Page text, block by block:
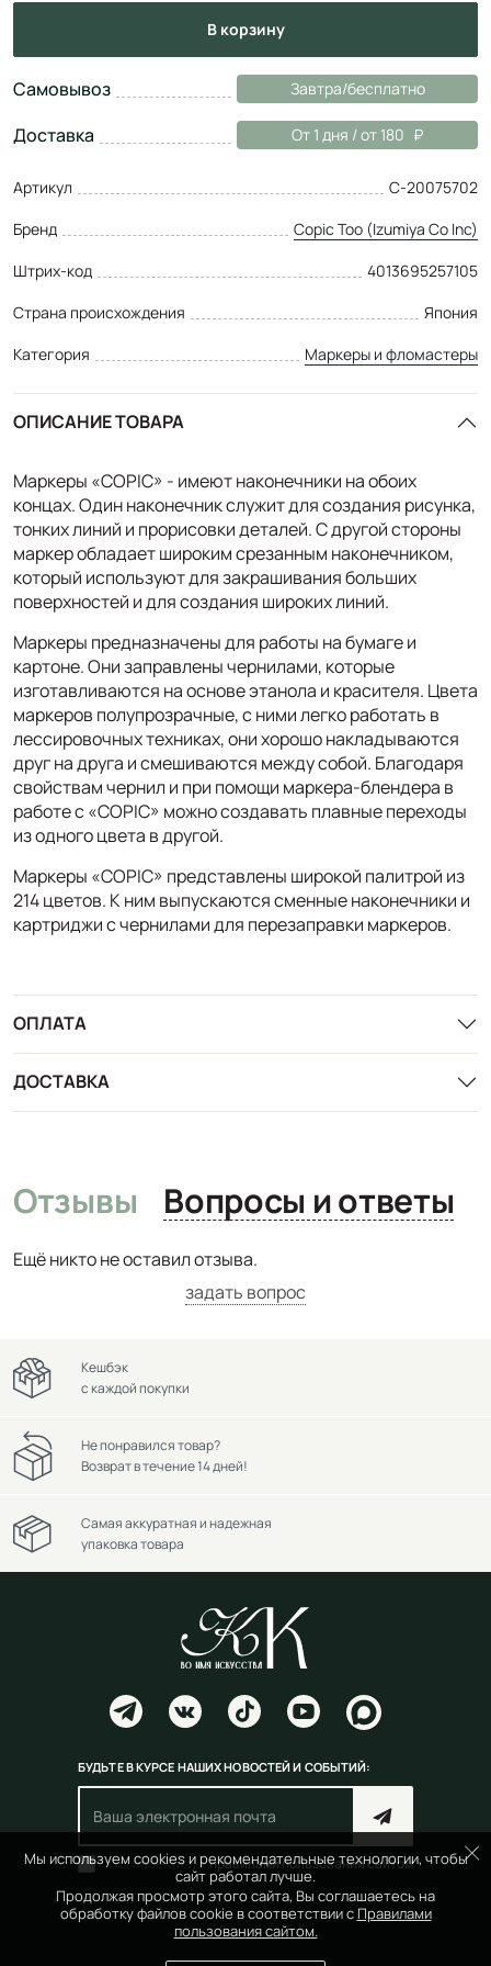
в корзину
Самовывоз Завтра/бесплатно
Доставка От 1 дня / от 180
Артикул
C-20075702
Бренд
Copic Too (Izumiya Co Inc)
Штрих-код
4013695257105
Страна происхождения
Япония
Категория
Маркеры и фломастеры
ОПИСАНИЕ ТОВАРА
Маркеры «COPIC» - имеют наконечники на обоих
концах. Один наконечник служит для создания рисунка,
тонких линий и прорисовки деталей. С другой стороны
маркер обладает широким срезанным наконечником,
который используют для закрашивания больших
поверхностей и для создания широких линий.
Маркеры предназначены для работы на бумаге и
картоне. Они заправлены чернилами, которые
изготавливаются на основе этанола и красителя. Цвета
маркеров полупрозрачные, с ними легко работать в
лессировочных техниках, они хорошо накладываются
друг на друга и смешиваются между собой. Благодаря
свойствам чернил и при помощи маркера-блендера в
работе с «COPIC» можно создавать плавные переходы
из одного цвета в другой.
Маркеры «COPIC» представлены широкой палитрой из
214 цветов. К ним выпускаются сменные наконечники и
картриджи с чернилами для перезаправки маркеров.
ОПЛАТА
ДОСТАВКА
Отзывы Вопросы и ответы
Ещё никто не оставил отзыва.
задать вопрос
Мы используем cookies и рекомендательные технологии, чтобы
сайт работал лучше.
Продолжая просмотр этого сайта, Вы соглашаетесь на
обработку файлов cookie в соответствии с Правилами
пользования сайтом.
Кешбэк
с каждой покупки
Не понравился товар?
Возврат в течение 14 дней!
Самая аккуратная и надежная
упаковка товара
БУДЬТЕ В КУРСЕ НАШИХ НОВОСТЕЙ И СОБЫТИЙ:
Согласен(на) справилами пользования сайтом